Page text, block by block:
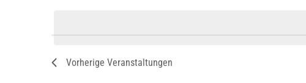
Vorherige Veranstaltungen